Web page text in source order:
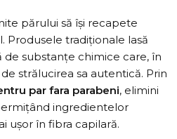
părului să își recapete
Produsele tradiționale lasă
de substanțe chimice care, în
strălucirea sa autentică. Prin
par fara parabeni, elimini
ingredientelor
ușor în fibra capilară.